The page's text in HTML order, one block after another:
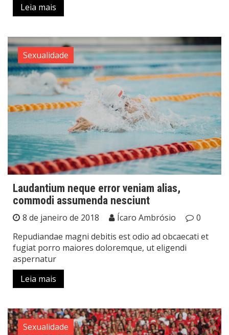
Leia mais
Sexualidade
Laudantium neque error veniam alias,
commodi assumenda nesciunt
8 de janeiro de 2018 Ícaro Ambrósio
0
Repudiandae magni debitis est odio ad obcaecati et
fugiat porro maiores doloremque, ut eligendi
aspernatur
Leia mais
Sexualidade